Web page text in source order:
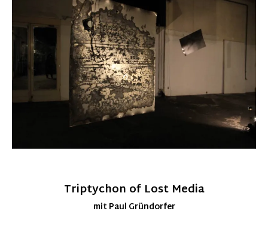
Triptychon of Lost Media
mit Paul Gründorfer